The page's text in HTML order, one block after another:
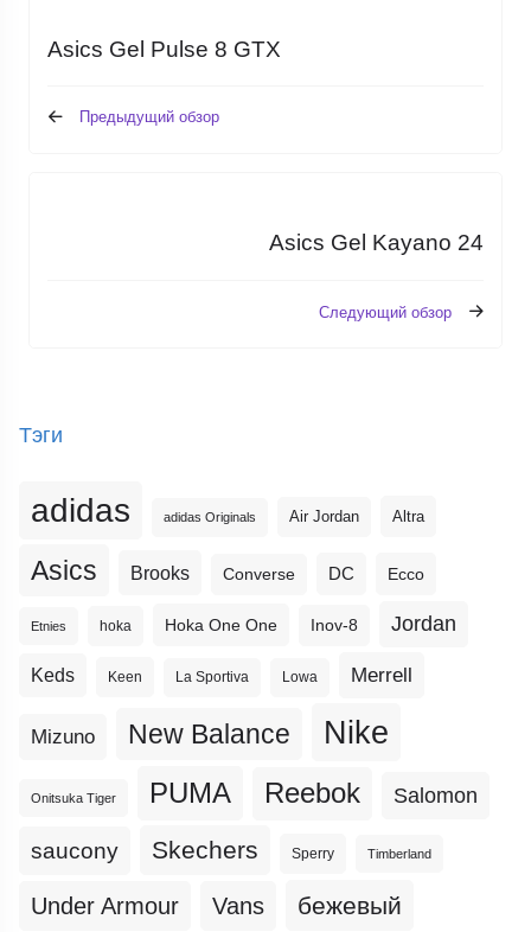
Asics Gel Pulse 8 GTX
Предыдущий обзор
Asics Gel Kayano 24
Следующий обзор
Тэги
adidas adidas Originals Air Jordan Altra
Asics Brooks Converse DC Ecco
Etnies hoka Hoka One One Inov-8 Jordan
Keds Keen La Sportiva Lowa Merrell
Mizuno New Balance Nike
Onitsuka Tiger PUMA Reebok Salomon
saucony Skechers Sperry Timberland
Under Armour Vans бежевый